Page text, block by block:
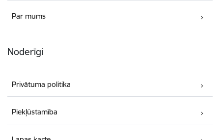
Par mums
Noderīgi
Privātuma politika
Piekļūstamība